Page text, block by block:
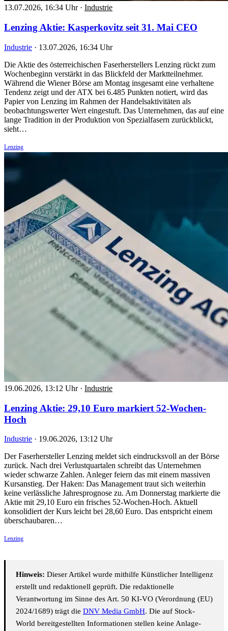
13.07.2026, 16:34 Uhr · Industrie
Lenzing Aktie: Kasperkovitz seit 31. Mai CEO
Industrie · 13.07.2026, 16:34 Uhr
Die Aktie des österreichischen Faserherstellers Lenzing rückt zum
Wochenbeginn verstärkt in das Blickfeld der Marktteilnehmer.
Während die Wiener Börse am Montag insgesamt eine verhaltene
Tendenz zeigt und der ATX bei 6.485 Punkten notiert, wird das
Papier von Lenzing im Rahmen der Handelsaktivitäten als
beobachtungswerter Wert eingestuft. Das Unternehmen, das auf eine
lange Tradition in der Produktion von Spezialfasern zurückblickt,
sieht…
Lenzing
19.06.2026, 13:12 Uhr · Industrie
Lenzing Aktie: 29,10 Euro markiert 52-Wochen-
Hoch
Industrie · 19.06.2026, 13:12 Uhr
Der Faserhersteller Lenzing meldet sich eindrucksvoll an der Börse
zurück. Nach drei Verlustquartalen schreibt das Unternehmen
wieder schwarze Zahlen. Anleger feiern das mit einem massiven
Kursanstieg. Der Haken: Das Management traut sich weiterhin
keine verlässliche Jahresprognose zu. Am Donnerstag markierte die
Aktie mit 29,10 Euro ein frisches 52-Wochen-Hoch. Aktuell
konsolidiert der Kurs leicht bei 28,60 Euro. Das entspricht einem
überschaubaren…
Lenzing
Hinweis: Dieser Artikel wurde mithilfe Künstlicher Intelligenz
erstellt und redaktionell geprüft. Die redaktionelle
Verantwortung im Sinne des Art. 50 KI-VO (Verordnung (EU)
2024/1689) trägt die DNV Media GmbH. Die auf Stock-
World bereitgestellten Informationen stellen keine Anlage-